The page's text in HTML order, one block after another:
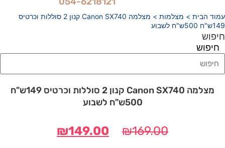
עמוד הבית > מצלמות
> מצלמה Canon SX740 קנון 2 סוללות וכרטיס
149ש"ח 500ש"ח לשבוע
חיפוש
חיפוש
מצלמה Canon SX740 קנון 2 סוללות וכרטיס 149ש"ח
500ש"ח לשבוע
₪169.00
המחיר
₪149.00